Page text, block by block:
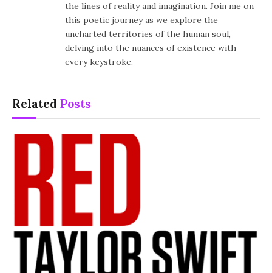
the lines of reality and imagination. Join me on
this poetic journey as we explore the
uncharted territories of the human soul,
delving into the nuances of existence with
every keystroke.
Related Posts